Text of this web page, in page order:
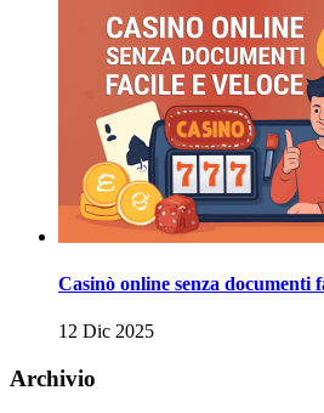
Casinò online senza documenti
12 Dic 2025
Archivio